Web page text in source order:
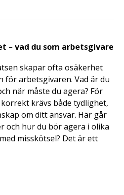
– vad du som arbetsgivare
skapar ofta osäkerhet
för arbetsgivaren. Vad är du
när måste du agera? För
krävs både tydlighet,
om ditt ansvar. Här går
och hur du bör agera i olika
misskötsel? Det är ett